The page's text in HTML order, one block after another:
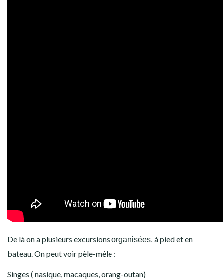
De là on a plusieurs excursions organisées, à pied et en
bateau. On peut voir pèle-mêle :
Singes ( nasique, macaques, orang-outan)